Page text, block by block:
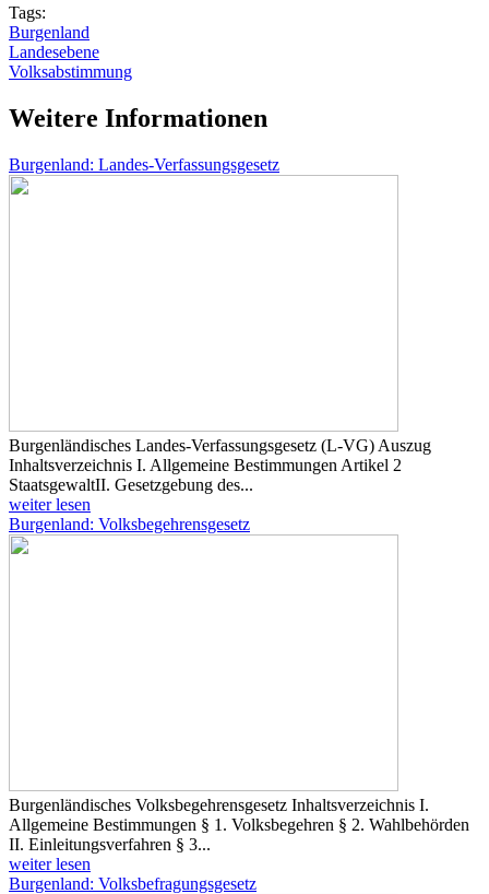
Tags:
Burgenland
Landesebene
Volksabstimmung
Weitere Informationen
Burgenland: Landes-Verfassungsgesetz
Burgenländisches Landes-Verfassungsgesetz (L-VG) Auszug
Inhaltsverzeichnis I. Allgemeine Bestimmungen Artikel 2
Staatsgewalt ​II. Gesetzgebung des...
weiter lesen
Burgenland: Volksbegehrensgesetz
Burgenländisches Volksbegehrensgesetz Inhaltsverzeichnis I.
Allgemeine Bestimmungen § 1. Volksbegehren § 2. Wahlbehörden
II. Einleitungsverfahren § 3...
weiter lesen
Burgenland: Volksbefragungsgesetz